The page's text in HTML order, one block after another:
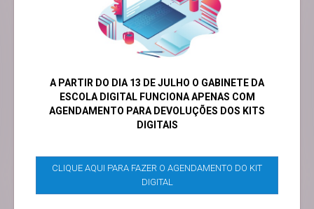
A PARTIR DO DIA 13 DE JULHO O GABINETE DA
ESCOLA DIGITAL FUNCIONA APENAS COM
AGENDAMENTO PARA DEVOLUÇÕES DOS KITS
DIGITAIS
CLIQUE AQUI PARA FAZER O AGENDAMENTO DO KIT
DIGITAL